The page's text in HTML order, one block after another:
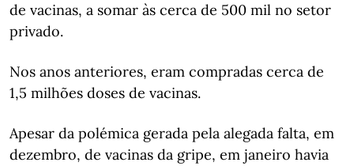
de vacinas, a somar às cerca de 500 mil no setor
privado.
Nos anos anteriores, eram compradas cerca de
1,5 milhões doses de vacinas.
Apesar da polémica gerada pela alegada falta, em
dezembro, de vacinas da gripe, em janeiro havia